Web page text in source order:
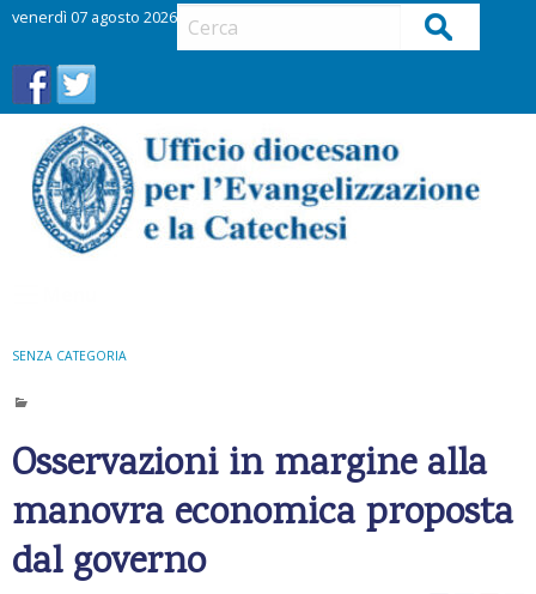
venerdì 07 agosto 2026 Cerca
SENZA CATEGORIA
Osservazioni in margine alla
manovra economica proposta
dal governo